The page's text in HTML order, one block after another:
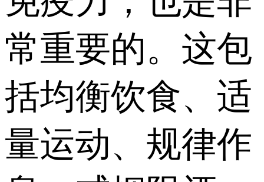
常重要的。这包
括均衡饮食、适
量运动、规律作